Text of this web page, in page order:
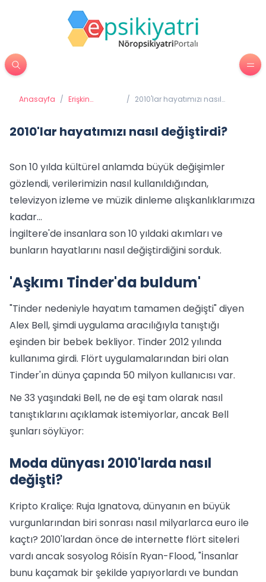
Anasayfa / Erişkin
/ 2010'lar hayatımızı nasıl
2010'lar hayatımızı nasıl değiştirdi?
Son 10 yılda kültürel anlamda büyük değişimler
gözlendi, verilerimizin nasıl kullanıldığından,
televizyon izleme ve müzik dinleme alışkanlıklarımıza
kadar...
İngiltere'de insanlara son 10 yıldaki akımları ve
bunların hayatlarını nasıl değiştirdiğini sorduk.
'Aşkımı Tinder'da buldum'
"Tinder nedeniyle hayatım tamamen değişti" diyen
Alex Bell, şimdi uygulama aracılığıyla tanıştığı
eşinden bir bebek bekliyor. Tinder 2012 yılında
kullanıma girdi. Flört uygulamalarından biri olan
Tinder'ın dünya çapında 50 milyon kullanıcısı var.
Ne 33 yaşındaki Bell, ne de eşi tam olarak nasıl
tanıştıklarını açıklamak istemiyorlar, ancak Bell
şunları söylüyor:
Moda dünyası 2010'larda nasıl
değişti?
Kripto Kraliçe: Ruja Ignatova, dünyanın en büyük
vurgunlarından biri sonrası nasıl milyarlarca euro ile
kaçtı? 2010'lardan önce de internette flört siteleri
vardı ancak sosyolog Róisín Ryan-Flood, "İnsanlar
bunu kaçamak bir şekilde yapıyorlardı ve bundan